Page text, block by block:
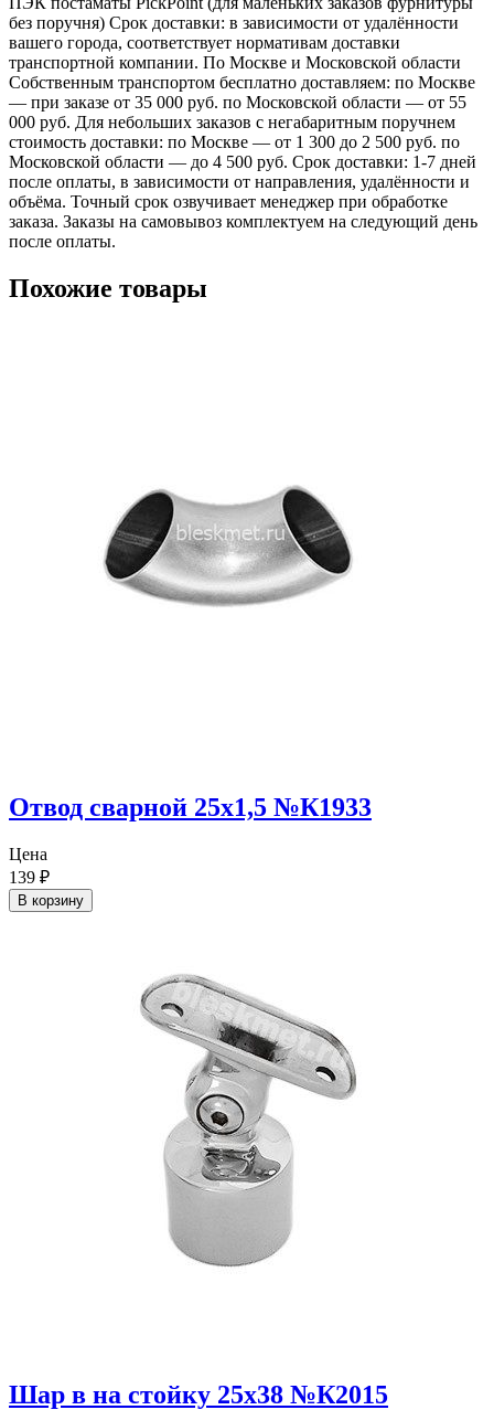
без поручня) Срок доставки: в зависимости от удалённости
вашего города, соответствует нормативам доставки
транспортной компании. По Москве и Московской области
Собственным транспортом бесплатно доставляем: по Москве
— при заказе от 35 000 руб. по Московской области — от 55
000 руб. Для небольших заказов с негабаритным поручнем
стоимость доставки: по Москве — от 1 300 до 2 500 руб. по
Московской области — до 4 500 руб. Срок доставки: 1-7 дней
после оплаты, в зависимости от направления, удалённости и
объёма. Точный срок озвучивает менеджер при обработке
заказа. Заказы на самовывоз комплектуем на следующий день
после оплаты.
Похожие товары
Отвод сварной 25х1,5 №К1933
Цена
139 ₽
В корзину
Шар в на стойку 25х38 №К2015